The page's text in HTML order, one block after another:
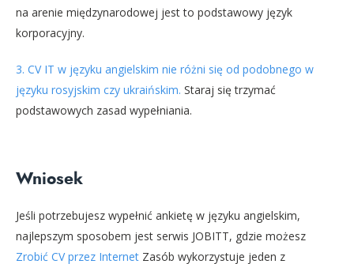
na arenie międzynarodowej jest to podstawowy język
korporacyjny.
3. CV IT w języku angielskim nie różni się od podobnego w
języku rosyjskim czy ukraińskim. Staraj się trzymać
podstawowych zasad wypełniania.
Wniosek
Jeśli potrzebujesz wypełnić ankietę w języku angielskim,
najlepszym sposobem jest serwis JOBITT, gdzie możesz
Zrobić CV przez Internet Zasób wykorzystuje jeden z